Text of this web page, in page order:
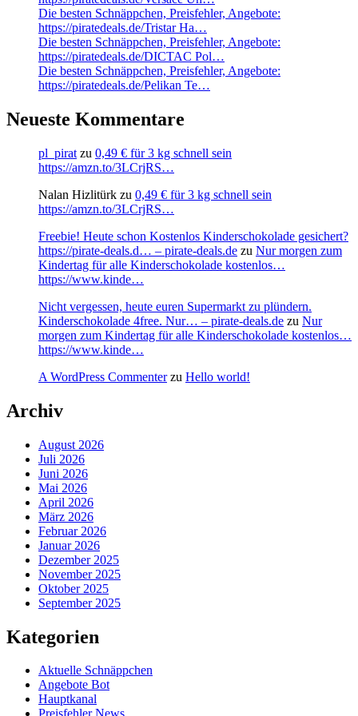
Die besten Schnäppchen, Preisfehler, Angebote:
https://piratedeals.de/Tristar Ha…
Die besten Schnäppchen, Preisfehler, Angebote:
https://piratedeals.de/DICTAC Pol…
Die besten Schnäppchen, Preisfehler, Angebote:
https://piratedeals.de/Pelikan Te…
Neueste Kommentare
pl_pirat zu 0,49 € für 3 kg schnell sein
https://amzn.to/3LCrjRS…
Nalan Hizlitürk zu 0,49 € für 3 kg schnell sein
https://amzn.to/3LCrjRS…
Freebie! Heute schon Kostenlos Kinderschokolade gesichert?
https://pirate-deals.d… – pirate-deals.de zu Nur morgen zum
Kindertag für alle Kinderschokolade kostenlos…
https://www.kinde…
Nicht vergessen, heute euren Supermarkt zu plündern.
Kinderschokolade 4free. Nur… – pirate-deals.de zu Nur
morgen zum Kindertag für alle Kinderschokolade kostenlos…
https://www.kinde…
A WordPress Commenterzu Hello world!
Archiv
August 2026
Juli 2026
Juni 2026
Mai 2026
April 2026
März 2026
Februar 2026
Januar 2026
Dezember 2025
November 2025
Oktober 2025
September 2025
Kategorien
Aktuelle Schnäppchen
Angebote Bot
Hauptkanal